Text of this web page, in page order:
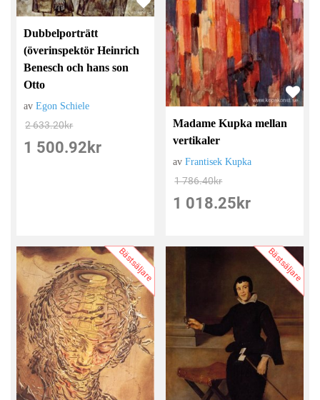
Dubbelporträtt
(överinspektör Heinrich
Benesch och hans son
Otto
avEgon Schiele
2 633.20kr
1 500.92 kr
Madame Kupka mellan
vertikaler
avFrantisek Kupka
1 786.40kr
1 018.25 kr
Bästsäljare Bästsäljare